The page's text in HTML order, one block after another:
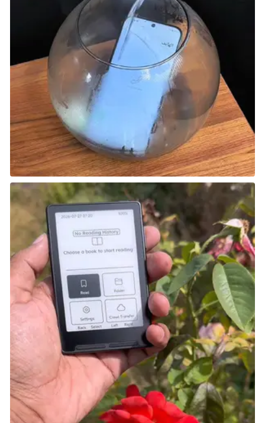
المحلية والعالمية، واستراتيجيات تطوير اللاعبين، والتوسع
في مختلف مناطق المملكة. في رد على أسئلة الإعلاميين،
كشف مسؤولو الاتحاد عن خطط مستقبلية للتوسع في
مدن أخرى داخل المملكة مثل جدة والمنطقة الشرقية، إلى
جانب استمرار إقامة البطولات الأونلاين للوصول إلى أكبر عدد
ممكن من اللاعبين في مختلف المناطق.
كما تم التأكيد على أن المملكة باتت وجهة مفضلة
للشراكات العالمية مع شركات الألعاب والبطولات الدولية، ما
يعزز من مكانة SEF Arena كمركز إقليمي وعالمي رائد.
شارك هذه الصفحة عبر